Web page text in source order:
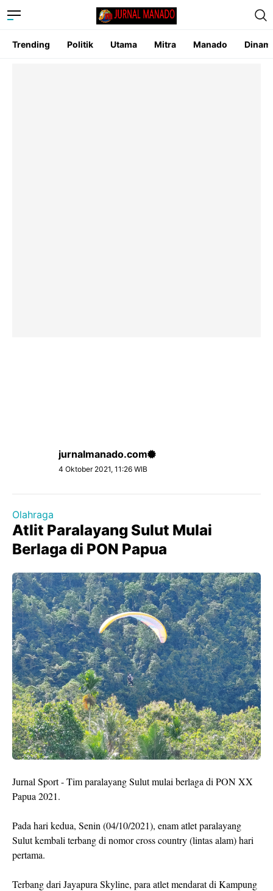
Trending Politik Utama Mitra Manado
jurnalmanado.com
4 Oktober 2021, 11:26 WIB
Olahraga
Atlit Paralayang Sulut Mulai
Berlaga di PON Papua
Jurnal Sport - Tim paralayang Sulut mulai berlaga di PON XX
Papua 2021.
Pada hari kedua, Senin (04/10/2021), enam atlet paralayang
Sulut kembali terbang di nomor cross country (lintas alam) hari
pertama.
Terbang dari Jayapura Skyline, para atlet mendarat di Kampung